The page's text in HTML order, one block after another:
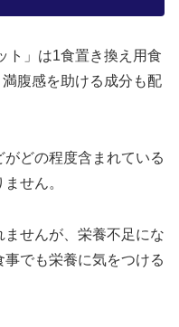
ト」は1食置き換え用食
腹感を助ける成分も配
どの程度含まれている
せん。
せんが、栄養不足にな
でも栄養に気をつける